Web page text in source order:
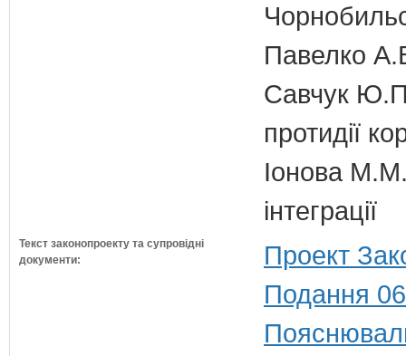
Павелко
Савчук Ю.П.
протидії
Іонова М.М.
інтеграції
Текст законопроекту та супровідні
документи:
Проект
Подання